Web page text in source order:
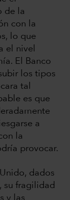
de la
con la
lo que
el nivel
El Banco
los tipos
tal
es que
a
la
provocar.
dados
su fragilidad
y las